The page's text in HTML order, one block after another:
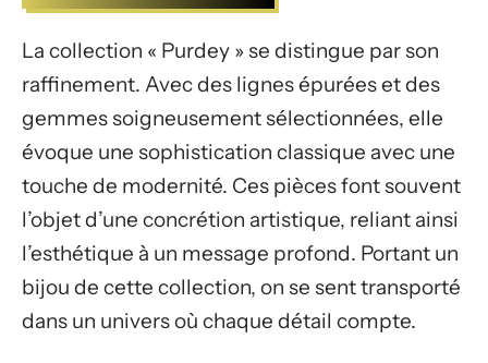
La collection « Purdey » se distingue par son
raffinement. Avec des lignes épurées et des
gemmes soigneusement sélectionnées, elle
évoque une sophistication classique avec une
touche de modernité. Ces pièces font souvent
l’objet d’une concrétion artistique, reliant ainsi
l’esthétique à un message profond. Portant un
bijou de cette collection, on se sent transporté
dans un univers où chaque détail compte.